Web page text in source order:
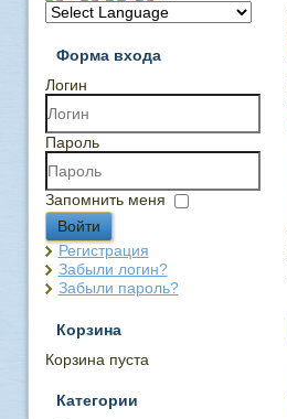
Форма входа
Логин
Пароль
Запомнить меня
Войти
Регистрация
Забыли логин?
Забыли пароль?
Корзина
Корзина пуста
Категории